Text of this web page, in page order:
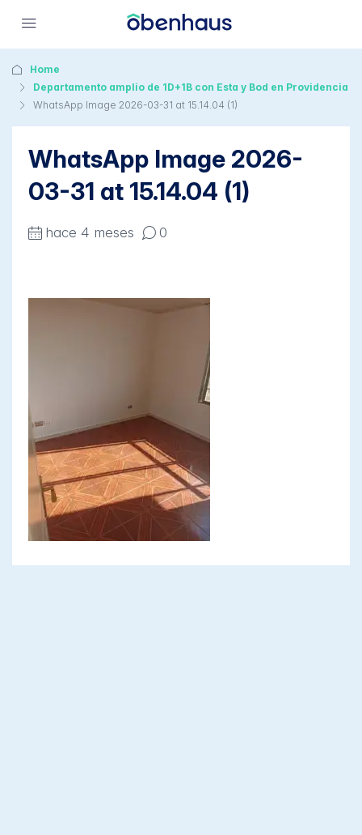
Home
Departamento amplio de 1D+1B con Esta y Bod en Providencia
WhatsApp Image 2026-03-31 at 15.14.04 (1)
WhatsApp Image 2026-
03-31 at 15.14.04 (1)
hace 4 meses 0